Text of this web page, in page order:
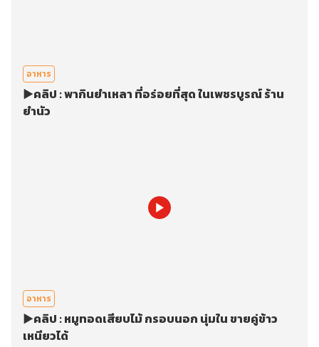
อาหาร
▶️คลิป : พากินยำเหลา ที่อร่อยที่สุด ในเพชรบูรณ์ ร้าน
ยำนัว
อาหาร
▶️คลิป : หมูทอดเสียบไม้ กรอบนอก นุ่มใน ขายคู่ข้าว
เหนียวได้